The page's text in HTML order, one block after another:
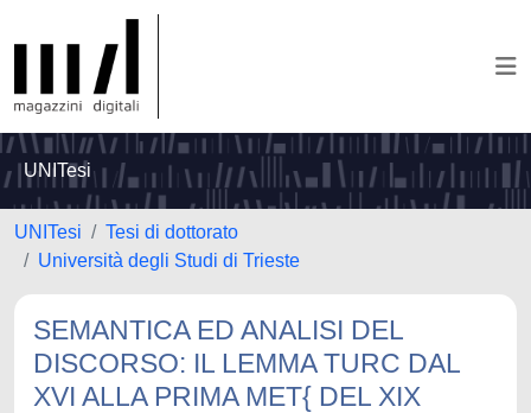
UNITesi
UNITesi
Tesi di dottorato
Università degli Studi di Trieste
SEMANTICA ED ANALISI DEL
DISCORSO: IL LEMMA TURC DAL
XVI ALLA PRIMA MET{ DEL XIX